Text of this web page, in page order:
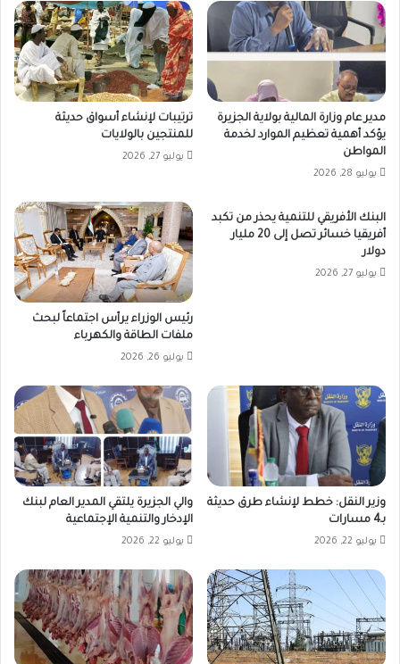
مدير عام وزارة المالية بولاية الجزيرة
يؤكد أهمية تعظيم الموارد لخدمة
المواطن
يوليو 28, 2026
ترتيبات لإنشاء أسواق حديثة
للمنتجين بالولايات
يوليو 27, 2026
البنك الأفريقي للتنمية يحذر من تكبد
أفريقيا خسائر تصل إلى 20 مليار
دولار
يوليو 27, 2026
رئيس الوزراء يرأس اجتماعاً لبحث
ملفات الطاقة والكهرباء
يوليو 26, 2026
وزير النقل: خطط لإنشاء طرق حديثة
بـ4 مسارات
يوليو 22, 2026
والي الجزيرة يلتقي المدير العام لبنك
الإدخار والتنمية الإجتماعية
يوليو 22, 2026